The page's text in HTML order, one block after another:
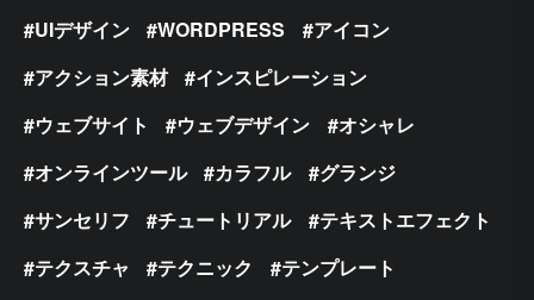
UIデザイン
WORDPRESS
アイコン
アクション素材
インスピレーション
ウェブサイト
ウェブデザイン
オシャレ
オンラインツール
カラフル
グランジ
サンセリフ
チュートリアル
テキストエフェクト
テクスチャ
テクニック
テンプレート